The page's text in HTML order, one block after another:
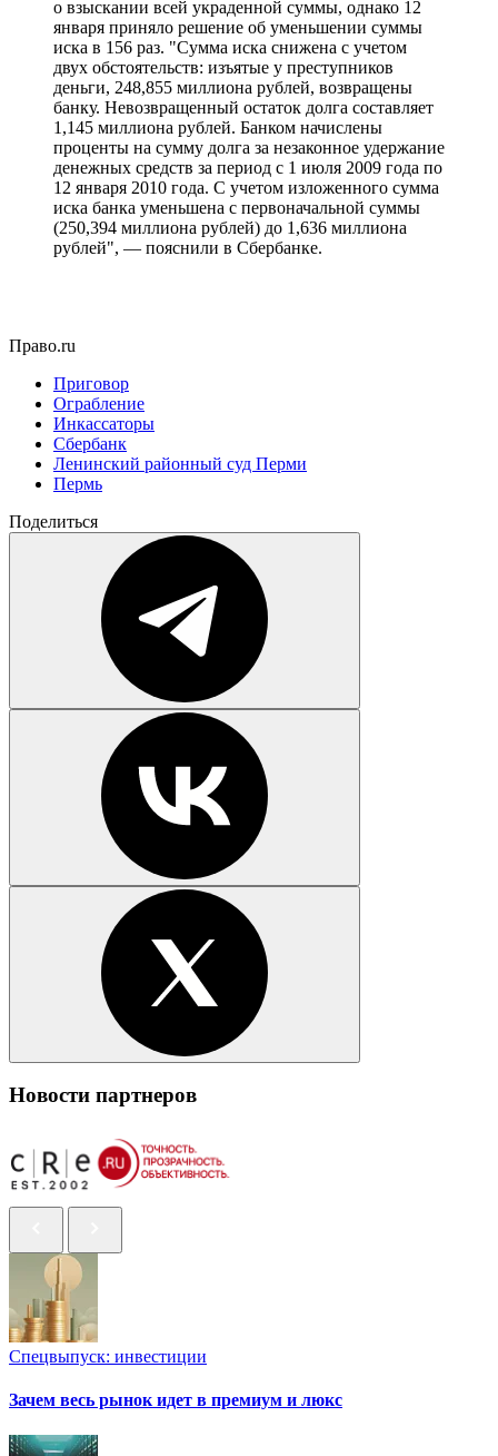
о взыскании всей украденной суммы, однако 12
января приняло решение об уменьшении суммы
иска в 156 раз. "Сумма иска снижена с учетом
двух обстоятельств: изъятые у преступников
деньги, 248,855 миллиона рублей, возвращены
банку. Невозвращенный остаток долга составляет
1,145 миллиона рублей. Банком начислены
проценты на сумму долга за незаконное удержание
денежных средств за период с 1 июля 2009 года по
12 января 2010 года. С учетом изложенного сумма
иска банка уменьшена с первоначальной суммы
(250,394 миллиона рублей) до 1,636 миллиона
рублей", — пояснили в Сбербанке.
Право.ru
Приговор
Ограбление
Инкассаторы
Сбербанк
Ленинский районный суд Перми
Пермь
Поделиться
Новости партнеров
Спецвыпуск: инвестиции
Зачем весь рынок идет в премиум и люкс